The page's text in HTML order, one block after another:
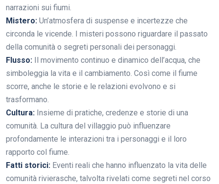
narrazioni sui fiumi.
Mistero: Un’atmosfera di suspense e incertezze che
circonda le vicende. I misteri possono riguardare il passato
della comunità o segreti personali dei personaggi.
Flusso: Il movimento continuo e dinamico dell’acqua, che
simboleggia la vita e il cambiamento. Così come il fiume
scorre, anche le storie e le relazioni evolvono e si
trasformano.
Cultura: Insieme di pratiche, credenze e storie di una
comunità. La cultura del villaggio può influenzare
profondamente le interazioni tra i personaggi e il loro
rapporto col fiume.
Fatti storici: Eventi reali che hanno influenzato la vita delle
comunità rivierasche, talvolta rivelati come segreti nel corso